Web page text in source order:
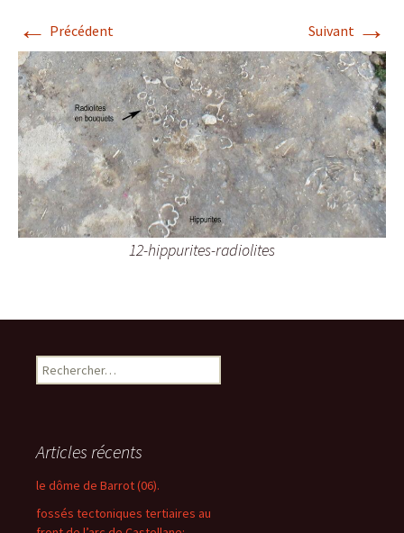
← Précédent Suivant →
12-hippurites-radiolites
R
e
r
c
e
Articles récents
le dôme de Barrot (06).
fossés tectoniques tertiaires au